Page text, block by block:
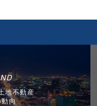
地不動産
向